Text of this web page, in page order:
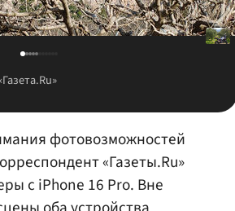
фотовозможностей
«Газеты.Ru»
с iPhone 16 Pro. Вне